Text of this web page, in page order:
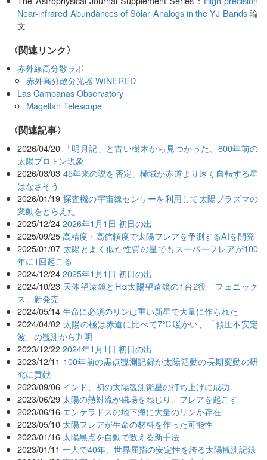
Near-infrared Abundances of Solar Analogs in the YJ Bands論
文
〈関連リンク〉
赤外線高分散ラボ
赤外高分散分光器 WINERED
Las Campanas Observatory
Magellan Telescope
関連記事
2026/04/20
「明月記」と古い樹木から見つかった、800年前の
太陽プロトン現象
2026/03/03 45年来の説を否定、極域が赤道より速く自転する星
はなさそう
2026/01/19 探査機の宇宙線センサーを利用して太陽プラズマの
変動をとらえた
2025/12/24 2026年1月1日 初日の出
2025/09/25 高精度・高信頼度で太陽フレアを予測するAIを開発
2025/01/07 太陽とよく似た性質の星でもスーパーフレアが100
年に1回起こる
2024/12/24 2025年1月1日 初日の出
2024/10/23 天体望遠鏡とHα太陽望遠鏡の1台2役「フェニック
ス」新発売
2024/05/14 生命に必須のリンは重い新星で大量に作られた
2024/04/02 太陽の極は赤道に比べて7℃暖かい、「傾圧不安定
波」の観測から判明
2023/12/22 2024年1月1日 初日の出
2023/12/11 100年前の黒点観測記録が太陽活動の長期変動の研
究に貢献
2023/09/06 インド、初の太陽観測衛星の打ち上げに成功
2023/06/29 太陽の熱対流が磁場をねじり、フレアを起こす
2023/06/16 エンケラドスの地下海に大量のリンが存在
2023/05/10 太陽フレアが生命の材料を作った可能性
2023/01/16 太陽黒点を自動で数える新手法
2023/01/11 一人で40年、世界屈指の安定性を誇る太陽観測記録